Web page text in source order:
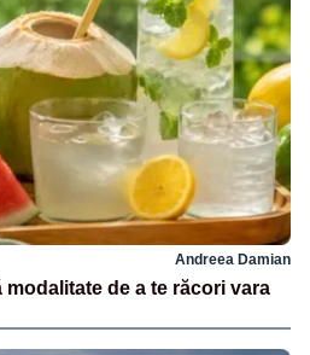
Andreea Damian
modalitate de a te răcori vara